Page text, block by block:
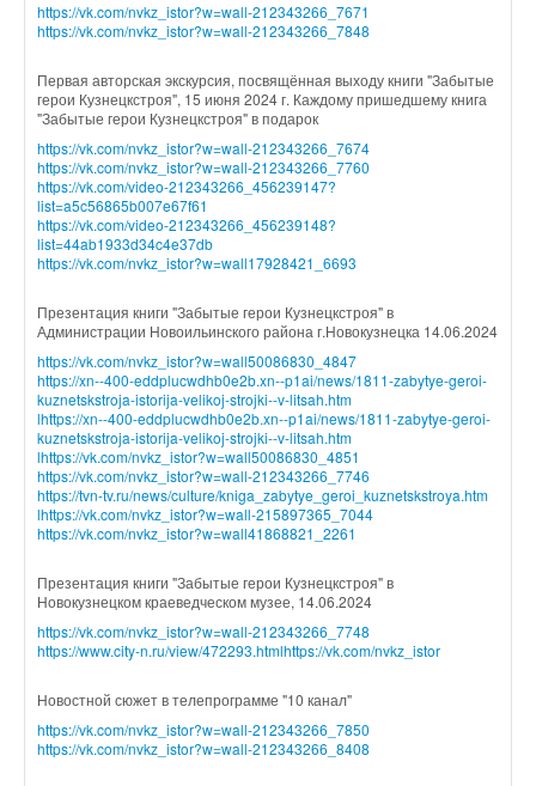
https://vk.com/nvkz_istor?w=wall-212343266_7671
https://vk.com/nvkz_istor?w=wall-212343266_7848
Первая авторская экскурсия, посвящённая выходу книги "Забытые
герои Кузнецкстроя", 15 июня 2024 г. Каждому пришедшему книга
"Забытые герои Кузнецкстроя" в подарок
https://vk.com/nvkz_istor?w=wall-212343266_7674
https://vk.com/nvkz_istor?w=wall-212343266_7760
https://vk.com/video-212343266_456239147?
list=a5c56865b007e67f61
https://vk.com/video-212343266_456239148?
list=44ab1933d34c4e37db
https://vk.com/nvkz_istor?w=wall17928421_6693
Презентация книги "Забытые герои Кузнецкстроя" в
Администрации Новоильинского района г.Новокузнецка 14.06.2024
https://vk.com/nvkz_istor?w=wall50086830_4847
https://xn--400-eddplucwdhb0e2b.xn--p1ai/news/1811-zabytye-geroi-
kuznetskstroja-istorija-velikoj-strojki--v-litsah.htm
lhttps://xn--400-eddplucwdhb0e2b.xn--p1ai/news/1811-zabytye-geroi-
kuznetskstroja-istorija-velikoj-strojki--v-litsah.htm
lhttps://vk.com/nvkz_istor?w=wall50086830_4851
https://vk.com/nvkz_istor?w=wall-212343266_7746
https://tvn-tv.ru/news/culture/kniga_zabytye_geroi_kuznetskstroya.htm
lhttps://vk.com/nvkz_istor?w=wall-215897365_7044
https://vk.com/nvkz_istor?w=wall41868821_2261
Презентация книги "Забытые герои Кузнецкстроя" в
Новокузнецком краеведческом музее, 14.06.2024
https://vk.com/nvkz_istor?w=wall-212343266_7748
https://www.city-n.ru/view/472293.htmlhttps://vk.com/nvkz_istor
Новостной сюжет в телепрограмме "10 канал"
https://vk.com/nvkz_istor?w=wall-212343266_7850
https://vk.com/nvkz_istor?w=wall-212343266_8408